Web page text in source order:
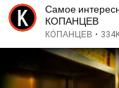
Самое
КОПАНЦЕВ
КÓПАНЦЕВ •